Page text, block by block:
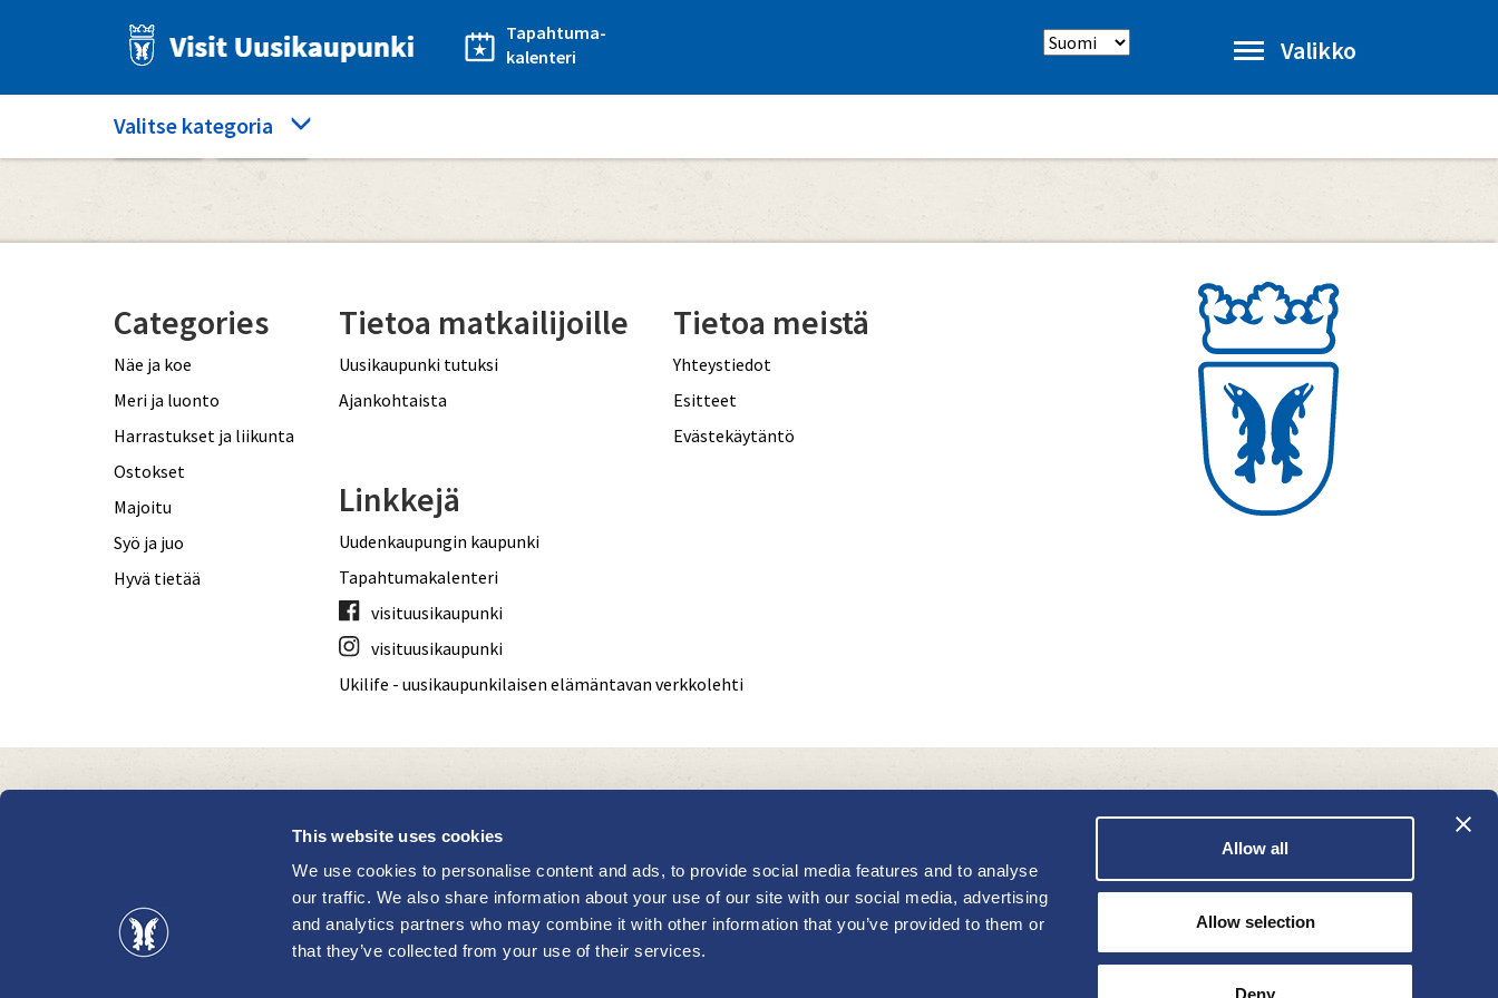
This website uses cookies
We use cookies to personalise content and ads, to provide social media features and to analyse
our traffic. We also share information about your use of our site with our social media, advertising
and analytics partners who may combine it with other information that you’ve provided to them or
that they’ve collected from your use of their services.
Allow all
Allow selection
Deny
Tapahtuma-
kalenteri
Select
Valikko
Category
menu
Valitse kategoria
Etusivu antiikki
Categories
Näe ja koe
Meri ja luonto
Harrastukset ja liikunta
Ostokset
Majoitu
Syö ja juo
Hyvä tietää
Tietoa matkailijoille
Uusikaupunki tutuksi
Ajankohtaista
Tietoa meistä
Yhteystiedot
Esitteet
Evästekäytäntö
Linkkejä
Uudenkaupungin kaupunki
Tapahtumakalenteri
visituusikaupunki
visituusikaupunki
Ukilife - uusikaupunkilaisen elämäntavan verkkolehti